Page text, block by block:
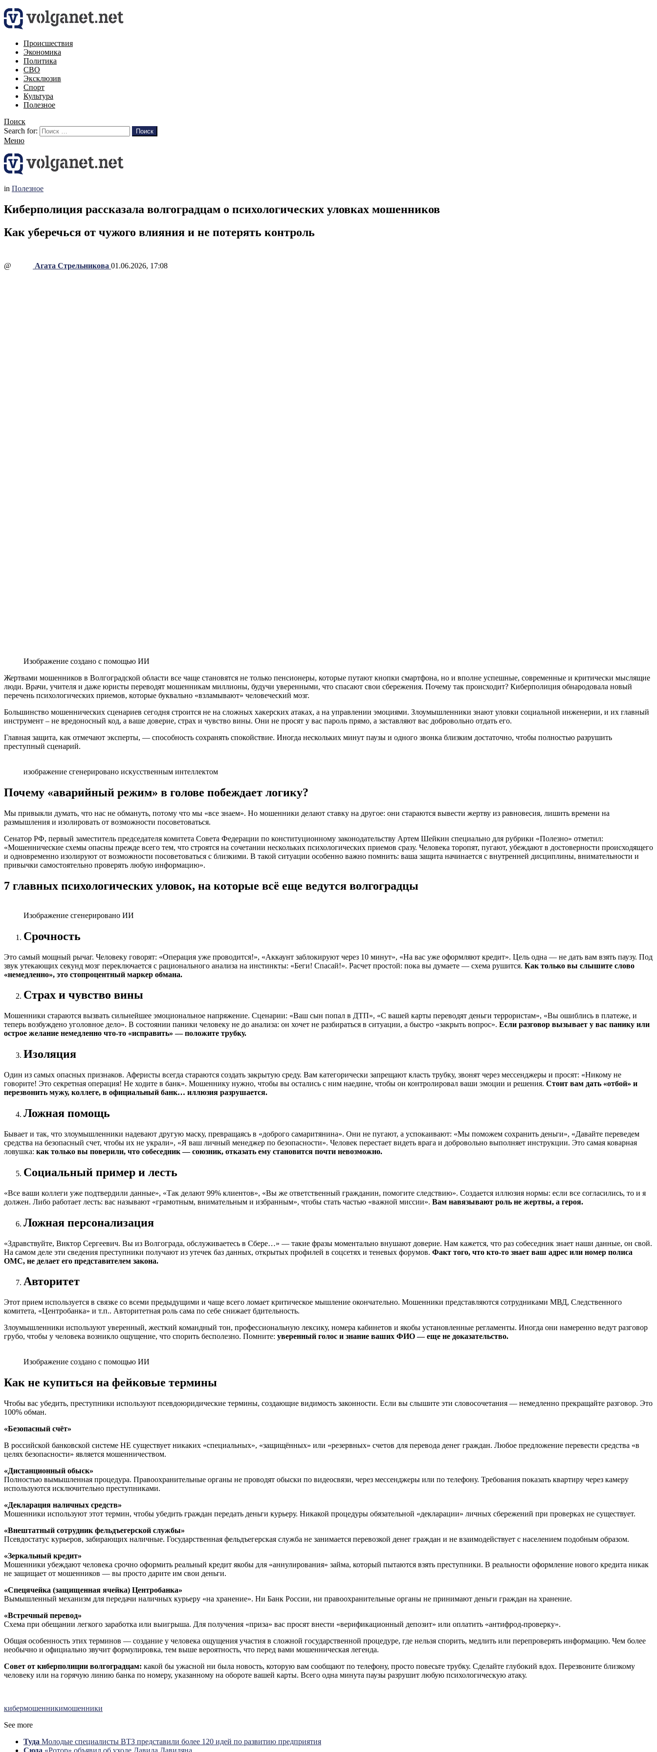
Происшествия
Экономика
Политика
СВО
Эксклюзив
Спорт
Культура
Полезное
Поиск
Search for:
Поиск
Меню
in Полезное
Киберполиция рассказала волгоградцам о психологических уловках мошенников
Как уберечься от чужого влияния и не потерять контроль
@ Агата Стрельникова 01.06.2026, 17:08
Изображение создано с помощью ИИ
Жертвами мошенников в Волгоградской области все чаще становятся не только пенсионеры, которые путают кнопки смартфона, но и вполне успешные, современные и критически мыслящие
люди. Врачи, учителя и даже юристы переводят мошенникам миллионы, будучи уверенными, что спасают свои сбережения. Почему так происходит? Киберполиция обнародовала новый
перечень психологических приемов, которые буквально «взламывают» человеческий мозг.
Большинство мошеннических сценариев сегодня строится не на сложных хакерских атаках, а на управлении эмоциями. Злоумышленники знают уловки социальной инженерии, и их главный
инструмент – не вредоносный код, а ваше доверие, страх и чувство вины. Они не просят у вас пароль прямо, а заставляют вас добровольно отдать его.
Главная защита, как отмечают эксперты, — способность сохранять спокойствие. Иногда нескольких минут паузы и одного звонка близким достаточно, чтобы полностью разрушить
преступный сценарий.
изображение сгенерировано искусственным интеллектом
Почему «аварийный режим» в голове побеждает логику?
Мы привыкли думать, что нас не обмануть, потому что мы «все знаем». Но мошенники делают ставку на другое: они стараются вывести жертву из равновесия, лишить времени на
размышления и изолировать от возможности посоветоваться.
Сенатор РФ, первый заместитель председателя комитета Совета Федерации по конституционному законодательству Артем Шейкин специально для рубрики «Полезно» отметил:
«Мошеннические схемы опасны прежде всего тем, что строятся на сочетании нескольких психологических приемов сразу. Человека торопят, пугают, убеждают в достоверности происходящего
и одновременно изолируют от возможности посоветоваться с близкими. В такой ситуации особенно важно помнить: ваша защита начинается с внутренней дисциплины, внимательности и
привычки самостоятельно проверять любую информацию».
7 главных психологических уловок, на которые всё еще ведутся волгоградцы
Изображение сгенерировано ИИ
Срочность
Это самый мощный рычаг. Человеку говорят: «Операция уже проводится!», «Аккаунт заблокируют через 10 минут», «На вас уже оформляют кредит». Цель одна — не дать вам взять паузу. Под
звук утекающих секунд мозг переключается с рационального анализа на инстинкты: «Беги! Спасай!». Расчет простой: пока вы думаете — схема рушится. Как только вы слышите слово
«немедленно», это стопроцентный маркер обмана.
Страх и чувство вины
Мошенники стараются вызвать сильнейшее эмоциональное напряжение. Сценарии: «Ваш сын попал в ДТП», «С вашей карты переводят деньги террористам», «Вы ошиблись в платеже, и
теперь возбуждено уголовное дело». В состоянии паники человеку не до анализа: он хочет не разбираться в ситуации, а быстро «закрыть вопрос». Если разговор вызывает у вас панику или
острое желание немедленно что-то «исправить» — положите трубку.
Изоляция
Один из самых опасных признаков. Аферисты всегда стараются создать закрытую среду. Вам категорически запрещают класть трубку, звонят через мессенджеры и просят: «Никому не
говорите! Это секретная операция! Не ходите в банк». Мошеннику нужно, чтобы вы остались с ним наедине, чтобы он контролировал ваши эмоции и решения. Стоит вам дать «отбой» и
перезвонить мужу, коллеге, в официальный банк… иллюзия разрушается.
Ложная помощь
Бывает и так, что злоумышленники надевают другую маску, превращаясь в «доброго самаритянина». Они не пугают, а успокаивают: «Мы поможем сохранить деньги», «Давайте переведем
средства на безопасный счет, чтобы их не украли», «Я ваш личный менеджер по безопасности». Человек перестает видеть врага и добровольно выполняет инструкции. Это самая коварная
ловушка: как только вы поверили, что собеседник — союзник, отказать ему становится почти невозможно.
Социальный пример и лесть
«Все ваши коллеги уже подтвердили данные», «Так делают 99% клиентов», «Вы же ответственный гражданин, помогите следствию». Создается иллюзия нормы: если все согласились, то и я
должен. Либо работает лесть: вас называют «грамотным, внимательным и избранным», чтобы стать частью «важной миссии». Вам навязывают роль не жертвы, а героя.
Ложная персонализация
«Здравствуйте, Виктор Сергеевич. Вы из Волгограда, обслуживаетесь в Сбере…» — такие фразы моментально внушают доверие. Нам кажется, что раз собеседник знает наши данные, он свой.
На самом деле эти сведения преступники получают из утечек баз данных, открытых профилей в соцсетях и теневых форумов. Факт того, что кто-то знает ваш адрес или номер полиса
ОМС, не делает его представителем закона.
Авторитет
Этот прием используется в связке со всеми предыдущими и чаще всего ломает критическое мышление окончательно. Мошенники представляются сотрудниками МВД, Следственного
комитета, «Центробанка» и т.п.. Авторитетная роль сама по себе снижает бдительность.
Злоумышленники используют уверенный, жесткий командный тон, профессиональную лексику, номера кабинетов и якобы установленные регламенты. Иногда они намеренно ведут разговор
грубо, чтобы у человека возникло ощущение, что спорить бесполезно. Помните: уверенный голос и знание ваших ФИО — еще не доказательство.
Изображение создано с помощью ИИ
Как не купиться на фейковые термины
Чтобы вас убедить, преступники используют псевдоюридические термины, создающие видимость законности. Если вы слышите эти словосочетания — немедленно прекращайте разговор. Это
100% обман.
«Безопасный счёт»
В российской банковской системе НЕ существует никаких «специальных», «защищённых» или «резервных» счетов для перевода денег граждан. Любое предложение перевести средства «в
целях безопасности» является мошенничеством.
«Дистанционный обыск»
Полностью вымышленная процедура. Правоохранительные органы не проводят обыски по видеосвязи, через мессенджеры или по телефону. Требования показать квартиру через камеру
используются исключительно преступниками.
«Декларация наличных средств»
Мошенники используют этот термин, чтобы убедить граждан передать деньги курьеру. Никакой процедуры обязательной «декларации» личных сбережений при проверках не существует.
«Внештатный сотрудник фельдъегерской службы»
Псевдостатус курьеров, забирающих наличные. Государственная фельдъегерская служба не занимается перевозкой денег граждан и не взаимодействует с населением подобным образом.
«Зеркальный кредит»
Мошенники убеждают человека срочно оформить реальный кредит якобы для «аннулирования» займа, который пытаются взять преступники. В реальности оформление нового кредита никак
не защищает от мошенников — вы просто дарите им свои деньги.
«Спецячейка (защищенная ячейка) Центробанка»
Вымышленный механизм для передачи наличных курьеру «на хранение». Ни Банк России, ни правоохранительные органы не принимают деньги граждан на хранение.
«Встречный перевод»
Схема при обещании легкого заработка или выигрыша. Для получения «приза» вас просят внести «верификационный депозит» или оплатить «антифрод-проверку».
Общая особенность этих терминов — создание у человека ощущения участия в сложной государственной процедуре, где нельзя спорить, медлить или перепроверять информацию. Чем более
необычно и официально звучит формулировка, тем выше вероятность, что перед вами мошенническая легенда.
Совет от киберполиции волгоградцам: какой бы ужасной ни была новость, которую вам сообщают по телефону, просто повесьте трубку. Сделайте глубокий вдох. Перезвоните близкому
человеку или на горячую линию банка по номеру, указанному на обороте вашей карты. Всего одна минута паузы разрушит любую психологическую атаку.
кибермошенникимошенники
See more
Туда Молодые специалисты ВТЗ представили более 120 идей по развитию предприятия